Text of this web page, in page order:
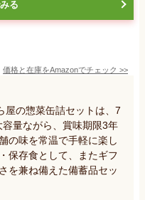
る
価格と在庫をAmazonでチェック >>
屋の惣菜缶詰セットは、7
量ながら、賞味期限3年
の味を常温で手軽に楽し
保存食として、またギフ
を兼ね備えた備蓄品セッ